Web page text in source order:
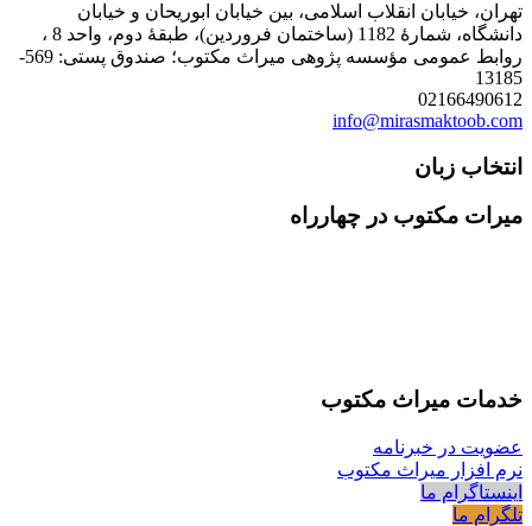
تهران، خیابان انقلاب اسلامی، بین خیابان ابوریحان و خیابان
دانشگاه، شمارۀ 1182 (ساختمان فروردین)، طبقۀ دوم، واحد 8 ،
روابط عمومی مؤسسه پژوهی میراث مکتوب؛ صندوق پستی: 569-
13185
02166490612
info@mirasmaktoob.com
انتخاب زبان
میرات مکتوب در چهارراه
خدمات میراث مکتوب
عضویت در خبرنامه
نرم افزار میراث مکتوب
اینستاگرام ما
تلگرام ما